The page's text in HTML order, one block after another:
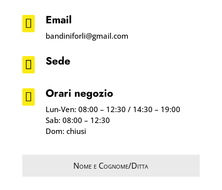
 Email
bandiniforli@gmail.com
 Sede
 Orari negozio
Lun-Ven: 08:00 – 12:30 / 14:30 – 19:00
Sab: 08:00 – 12:30
Dom: chiusi